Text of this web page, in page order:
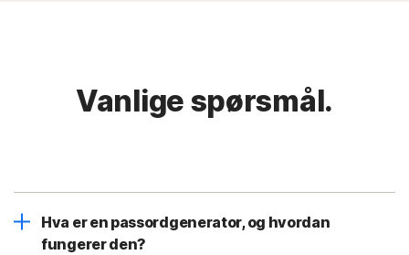
Vanlige spørsmål.
Hva er en passordgenerator, og hvordan
fungerer den?